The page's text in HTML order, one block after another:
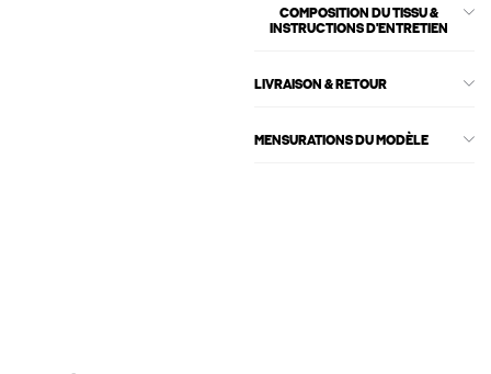
COMPOSITION DU TISSU &
INSTRUCTIONS D'ENTRETIEN
LIVRAISON & RETOUR
MENSURATIONS DU MODÈLE